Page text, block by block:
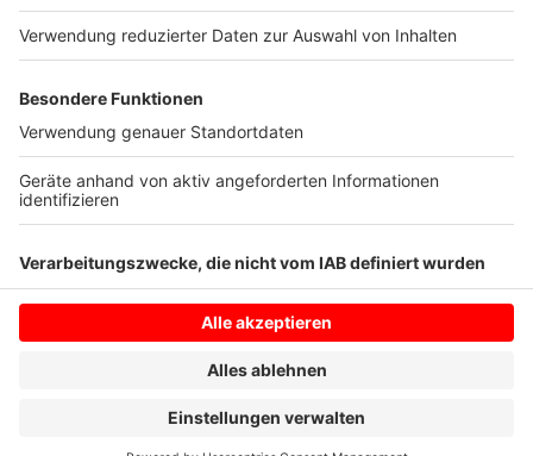
haben die letzten Wochen gezeigt.
Anzeige